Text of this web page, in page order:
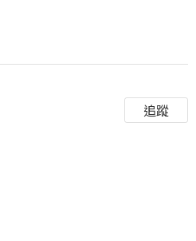
追蹤